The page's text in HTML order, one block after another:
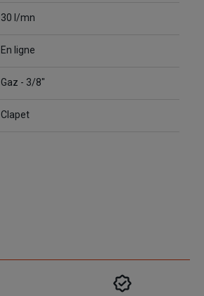
30 l/mn
En ligne
Gaz - 3/8"
Clapet